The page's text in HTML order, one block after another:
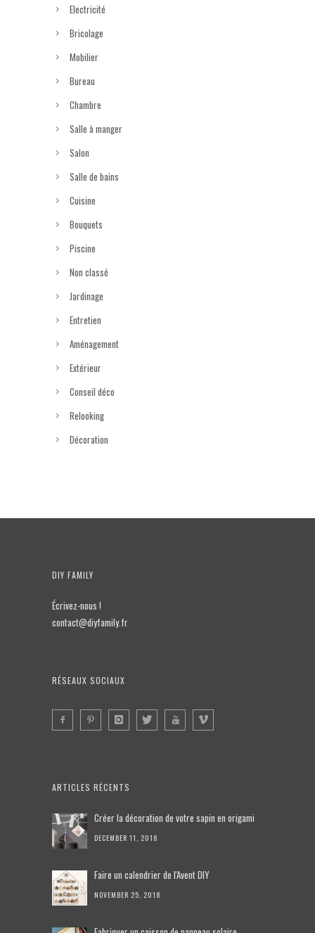
Electricité
Bricolage
Mobilier
Bureau
Chambre
Salle à manger
Salon
Salle de bains
Cuisine
Bouquets
Piscine
Non classé
Jardinage
Entretien
Aménagement
Extérieur
Conseil déco
Relooking
Décoration
DIY FAMILY
Écrivez-nous !
contact@diyfamily.fr
RÉSEAUX SOCIAUX
ARTICLES RÉCENTS
Créer la décoration de votre sapin en origami
DECEMBER 11, 2018
Faire un calendrier de l'Avent DIY
NOVEMBER 25, 2018